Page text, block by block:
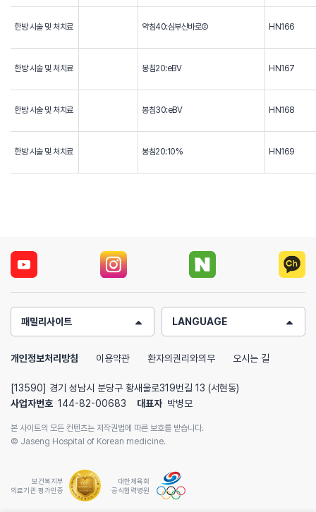
한방 시술 및 처치료 약침40:심부신바로② HN166
한방 시술 및 처치료 봉침20:eBV HN167
한방 시술 및 처치료 봉침30:eBV HN168
한방 시술 및 처치료 봉침20:10% HN169
패밀리사이트 LANGUAGE
개인정보처리방침 이용약관 환자의권리와의무 오시는 길
[13590] 경기 성남시 분당구 황새울로319번길 13 (서현동)
사업자번호 144-82-00683 대표자 박병모
본 사이트의 모든 컨텐츠는 저작권법에 따른 보호를 받습니다.
© Jaseng Hospital of Korean medicine.
보건복지부
의료기관 평가인증
대한체육회
공식협력병원